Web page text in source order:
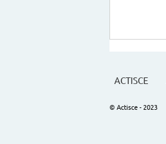
ACTISCE
© Actisce - 2023